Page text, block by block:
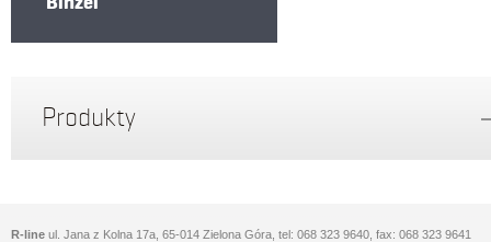
Produkty
R-line ul. Jana z Kolna 17a, 65-014 Zielona Góra, tel: 068 323 9640, fax: 068 323 9641